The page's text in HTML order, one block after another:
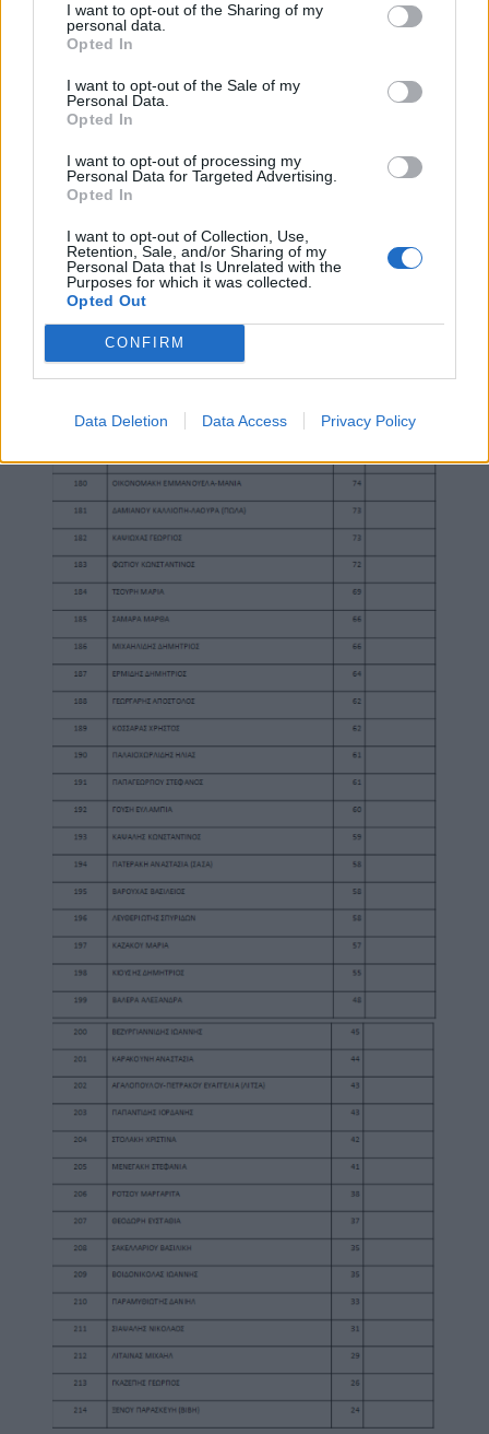
I want to opt-out of the Sharing of my
personal data.
Opted In
I want to opt-out of the Sale of my
Personal Data.
Opted In
I want to opt-out of processing my
Personal Data for Targeted Advertising.
Opted In
I want to opt-out of Collection, Use,
Retention, Sale, and/or Sharing of my
Personal Data that Is Unrelated with the
Purposes for which it was collected.
Opted Out
CONFIRM
Data Deletion Data Access Privacy Policy